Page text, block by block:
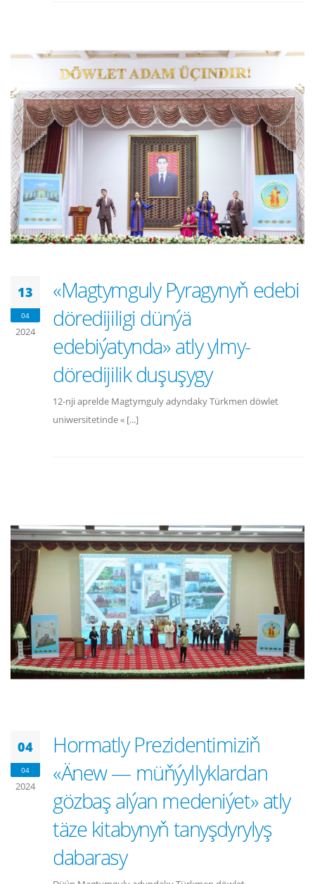
13
04
2024
«Magtymguly Pyragynyň edebi
döredijiligi dünýä
edebiýatynda» atly ylmy-
döredijilik duşuşygy
12-nji aprelde Magtymguly adyndaky Türkmen döwlet
uniwersitetinde « [...]
04
04
2024
Hormatly Prezidentimiziň
«Änew — müňýyllyklardan
gözbaş alýan medeniýet» atly
täze kitabynyň tanyşdyrylyş
dabarasy